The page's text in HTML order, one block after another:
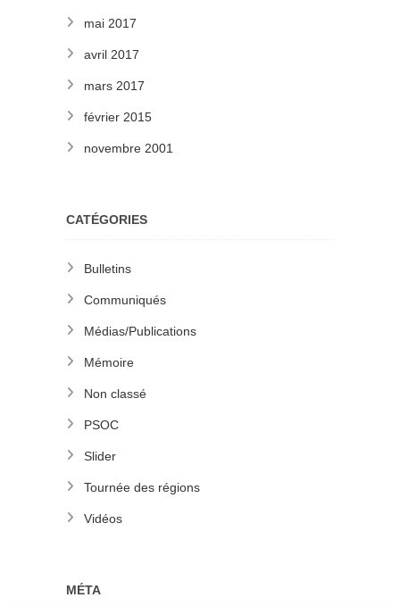
mai 2017
avril 2017
mars 2017
février 2015
novembre 2001
CATÉGORIES
Bulletins
Communiqués
Médias/Publications
Mémoire
Non classé
PSOC
Slider
Tournée des régions
Vidéos
MÉTA